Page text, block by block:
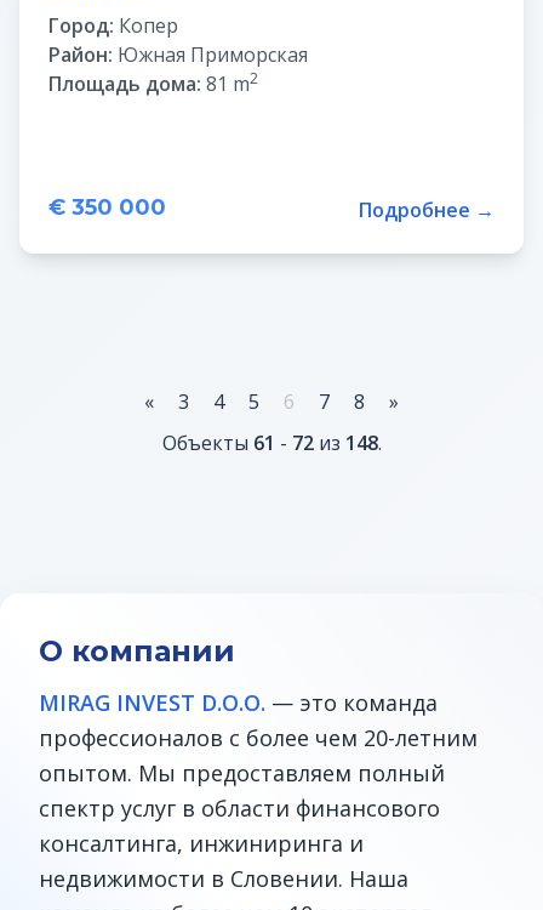
Город: Копер
Район: Южная Приморская
Площадь дома: 81 m2
€ 350 000 Подробнее →
« 3 4 5 6 7 8
»
Объекты 61 - 72из 148.
О компании
MIRAG INVEST D.O.O. — это команда
профессионалов с более чем 20-летним
опытом. Мы предоставляем полный
спектр услуг в области финансового
консалтинга, инжиниринга и
недвижимости в Словении. Наша